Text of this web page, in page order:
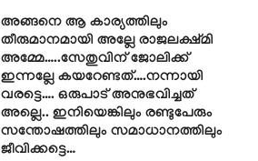
അങ്ങനെ ആ കാര്യത്തിലും
തീരുമാനമായി അല്ലേ രാജലക്ഷ്മി
അമ്മേ…..സേതുവിന് ജോലിക്ക്
ഇന്നല്ലേ കയറേണ്ടത്….നന്നായി
വരട്ടെ…. ഒരുപാട് അനുഭവിച്ചത്
അല്ലെ.. ഇനിയെങ്കിലും രണ്ടുപേരും
സന്തോഷത്തിലും സമാധാനത്തിലും
ജീവിക്കട്ടെ…